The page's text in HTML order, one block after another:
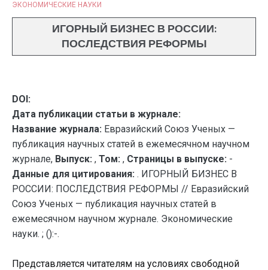
ЭКОНОМИЧЕСКИЕ НАУКИ
ИГОРНЫЙ БИЗНЕС В РОССИИ:
ПОСЛЕДСТВИЯ РЕФОРМЫ
DOI:
Дата публикации статьи в журнале:
Название журнала: Евразийский Союз Ученых —
публикация научных статей в ежемесячном научном
журнале, Выпуск: , Том: , Страницы в выпуске: -
Данные для цитирования: . ИГОРНЫЙ БИЗНЕС В
РОССИИ: ПОСЛЕДСТВИЯ РЕФОРМЫ // Евразийский
Союз Ученых — публикация научных статей в
ежемесячном научном журнале. Экономические
науки. ; ():-.
Представляется читателям на условиях свободной